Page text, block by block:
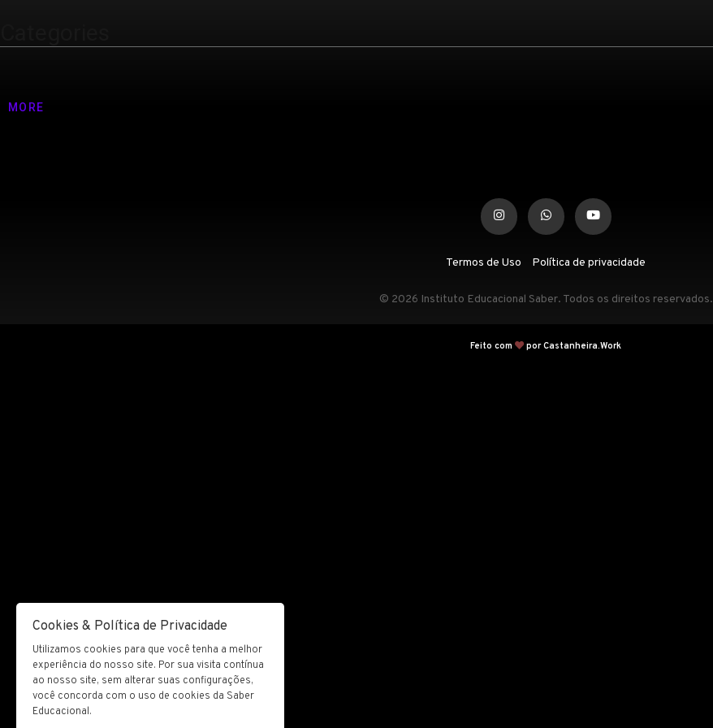
MORE
Termos de Uso Política de privacidade
© 2026 Instituto Educacional Saber. Todos os direitos reservados.
Feito com por Castanheira.Work
Cookies & Política de Privacidade
Utilizamos cookies para que você tenha a melhor
experiência do nosso site. Por sua visita contínua
ao nosso site, sem alterar suas configurações,
você concorda com o uso de cookies da Saber
Educacional.